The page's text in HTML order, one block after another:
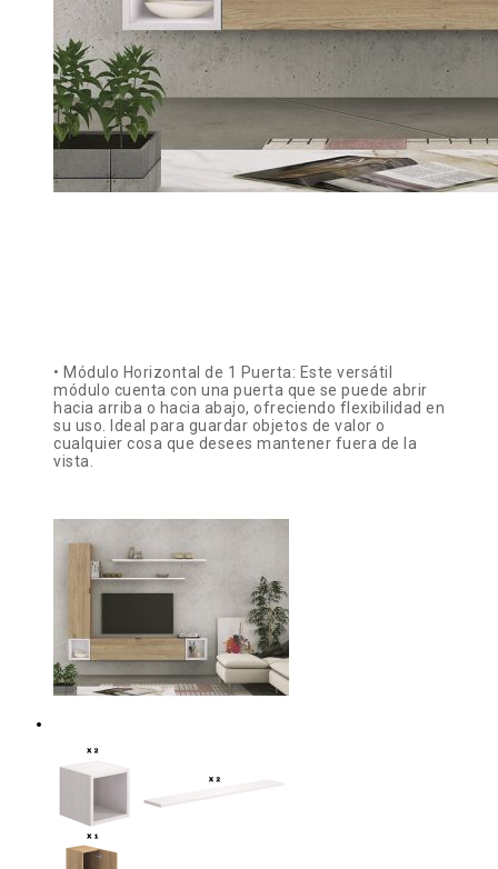
• Módulo Horizontal de 1 Puerta: Este versátil
módulo cuenta con una puerta que se puede abrir
hacia arriba o hacia abajo, ofreciendo flexibilidad en
su uso. Ideal para guardar objetos de valor o
cualquier cosa que desees mantener fuera de la
vista.